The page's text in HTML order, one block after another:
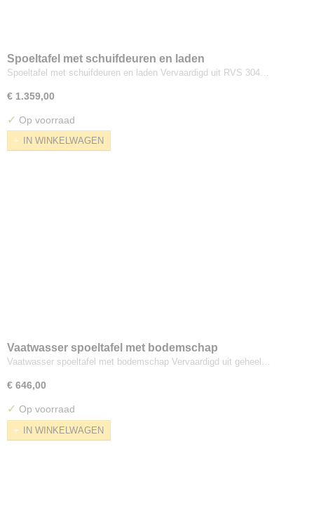
Spoeltafel met schuifdeuren en laden
Spoeltafel met schuifdeuren en laden Vervaardigd uit RVS 304…
€ 1.359,00
✓ Op voorraad
IN WINKELWAGEN
Vaatwasser spoeltafel met bodemschap
Vaatwasser spoeltafel met bodemschap Vervaardigd uit geheel…
€ 646,00
✓ Op voorraad
IN WINKELWAGEN